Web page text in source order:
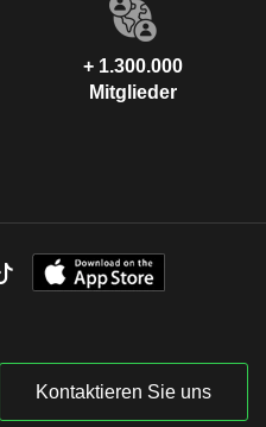
+ 1.300.000
Mitglieder
Kontaktieren Sie uns